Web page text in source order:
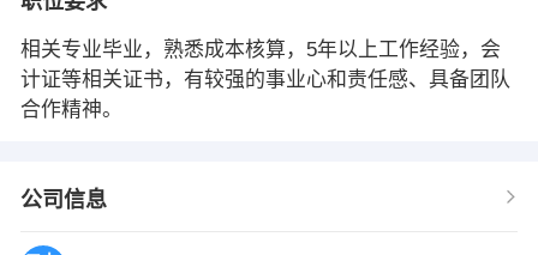
相关专业毕业，熟悉成本核算，5年以上工作经验，会
计证等相关证书，有较强的事业心和责任感、具备团队
合作精神。
公司信息